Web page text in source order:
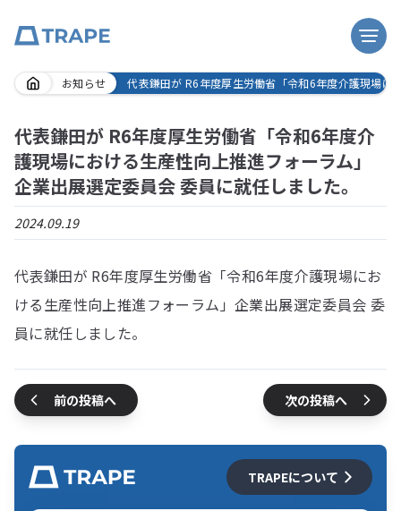
Skip
content
お知らせ 代表鎌田が R6年度厚生労働省「令和6年度介護現場
代表鎌田が R6年度厚生労働省「令和6年度介
護現場における生産性向上推進フォーラム」
企業出展選定委員会 委員に就任しました。
2024.09.19
代表鎌田が R6年度厚生労働省「令和6年度介護現場にお
ける生産性向上推進フォーラム」企業出展選定委員会 委
員に就任しました。
前の投稿へ 次の投稿へ
TRAPEについて